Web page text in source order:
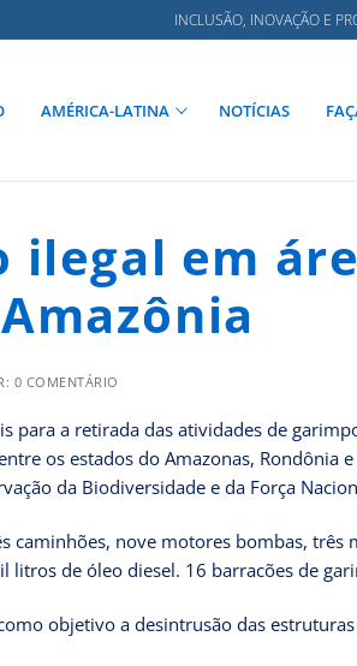
INCLUSÃO, INOVAÇÃO E
AMÉRICA-LATINA NOTÍCIAS
ilegal em
0 COMENTÁRIO
para a retirada das atividades de
os estados do Amazonas, Rondônia
da Biodiversidade e da Força
caminhões, nove motores bombas, três
de óleo diesel. 16 barracões de
objetivo a desintrusão das